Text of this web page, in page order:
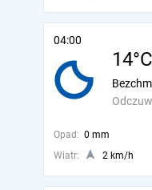
04:00
14°C
Opad: 0 mm
Wiatr:
2 km/h